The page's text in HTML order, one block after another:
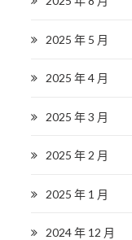
2025 年 5 月
2025 年 4 月
2025 年 3 月
2025 年 2 月
2025 年 1 月
2024 年 12 月